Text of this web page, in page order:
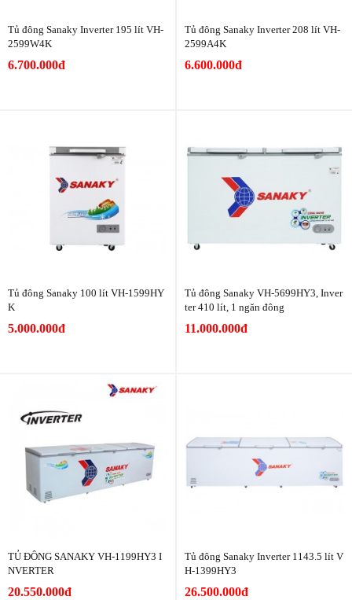
Tủ đông Sanaky Inverter 195 lít VH-
2599W4K
6.700.000đ
Tủ đông Sanaky Inverter 208 lít VH-
2599A4K
6.600.000đ
Tủ đông Sanaky 100 lít VH-1599HY
K
5.000.000đ
Tủ đông Sanaky VH-5699HY3, Inver
ter 410 lít, 1 ngăn đông
11.000.000đ
TỦ ĐÔNG SANAKY VH-1199HY3 I
NVERTER
20.550.000đ
Tủ đông Sanaky Inverter 1143.5 lít V
H-1399HY3
26.500.000đ